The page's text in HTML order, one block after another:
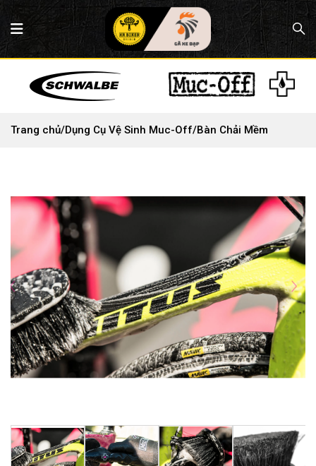
Trang chủ/Dụng Cụ Vệ Sinh Muc-Off/Bàn Chải Mềm